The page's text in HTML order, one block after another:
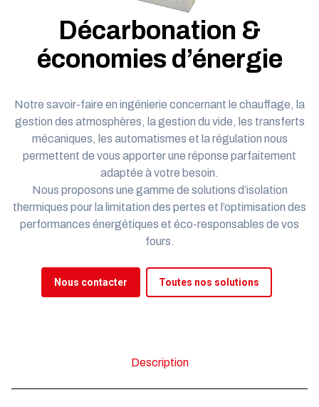
Décarbonation &​
économies d’énergie
Notre savoir-faire en ingénierie concernant le chauffage, la
gestion des atmosphères, la gestion du vide, les transferts
mécaniques, les automatismes et la régulation nous
permettent de vous apporter une réponse parfaitement
adaptée à votre besoin.
Nous proposons une gamme de solutions d’isolation
thermiques pour la limitation des pertes et l’optimisation des
performances énergétiques et éco-responsables de vos
fours.
Nous contacter Toutes nos solutions
Description